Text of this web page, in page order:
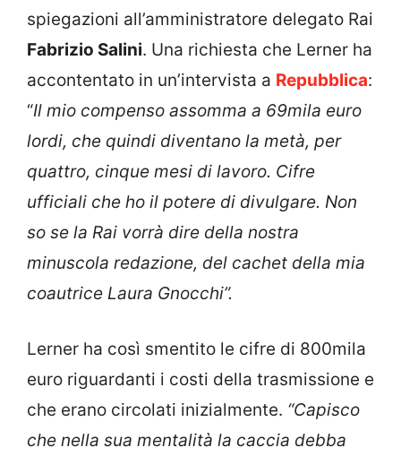
spiegazioni all’amministratore delegato Rai
Fabrizio Salini. Una richiesta che Lerner ha
accontentato in un’intervista a Repubblica:
“Il mio compenso assomma a 69mila euro
lordi, che quindi diventano la metà, per
quattro, cinque mesi di lavoro. Cifre
ufficiali che ho il potere di divulgare. Non
so se la Rai vorrà dire della nostra
minuscola redazione, del cachet della mia
coautrice Laura Gnocchi”.
Lerner ha così smentito le cifre di 800mila
euro riguardanti i costi della trasmissione e
che erano circolati inizialmente. “Capisco
che nella sua mentalità la caccia debba